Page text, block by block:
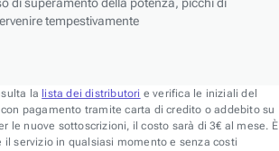
tempestivamente
la lista dei distributori e verifica le iniziali del
pagamento tramite carta di credito o addebito su
le nuove sottoscrizioni, il costo sarà di 3€ al mese. È
servizio in qualsiasi momento e senza costi